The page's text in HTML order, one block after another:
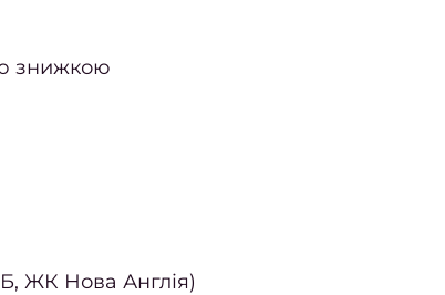
знижкою
ЖК Нова Англія)